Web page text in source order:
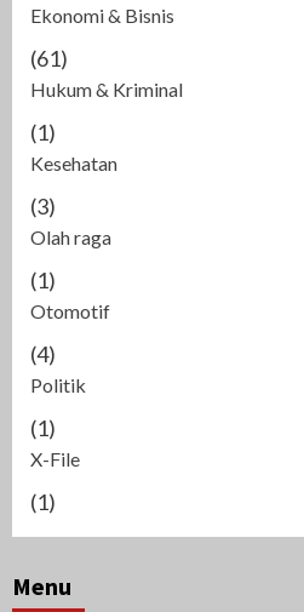
Ekonomi & Bisnis
(61)
Hukum & Kriminal
(1)
Kesehatan
(3)
Olah raga
(1)
Otomotif
(4)
Politik
(1)
X-File
(1)
Menu